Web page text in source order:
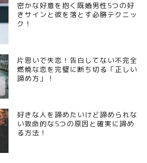
密かな好意を抱く既婚男性5つの好
きサインと彼を落とす必勝テクニッ
ク！
片思いで失恋！告白してない不完全
燃焼な恋を完璧に断ち切る「正しい
諦め方」！
好きな人を諦めたいけど諦められな
い致命的な5つの原因と確実に諦め
る方法！